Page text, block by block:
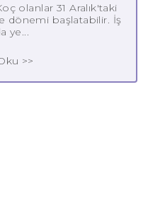
olanlar 31 Aralık'taki
dönemi başlatabilir. İş
ye...
>>